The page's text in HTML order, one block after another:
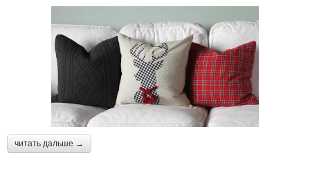
читать дальше →